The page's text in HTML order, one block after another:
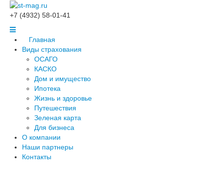
+7 (4932) 58-01-41
Главная
Виды страхования
ОСАГО
КАСКО
Дом и имущество
Ипотека
Жизнь и здоровье
Путешествия
Зеленая карта
Для бизнеса
О компании
Наши партнеры
Контакты